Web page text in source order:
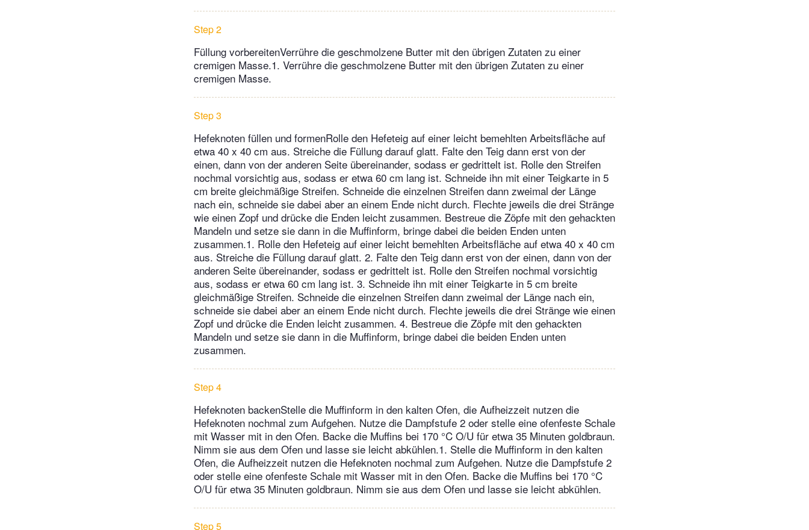
Step 2
Füllung vorbereitenVerrühre die geschmolzene Butter mit den übrigen Zutaten zu einer
cremigen Masse.1. Verrühre die geschmolzene Butter mit den übrigen Zutaten zu einer
cremigen Masse.
Step 3
Hefeknoten füllen und formenRolle den Hefeteig auf einer leicht bemehlten Arbeitsfläche auf
etwa 40 x 40 cm aus. Streiche die Füllung darauf glatt. Falte den Teig dann erst von der
einen, dann von der anderen Seite übereinander, sodass er gedrittelt ist. Rolle den Streifen
nochmal vorsichtig aus, sodass er etwa 60 cm lang ist. Schneide ihn mit einer Teigkarte in 5
cm breite gleichmäßige Streifen. Schneide die einzelnen Streifen dann zweimal der Länge
nach ein, schneide sie dabei aber an einem Ende nicht durch. Flechte jeweils die drei Stränge
wie einen Zopf und drücke die Enden leicht zusammen. Bestreue die Zöpfe mit den gehackten
Mandeln und setze sie dann in die Muffinform, bringe dabei die beiden Enden unten
zusammen.1. Rolle den Hefeteig auf einer leicht bemehlten Arbeitsfläche auf etwa 40 x 40 cm
aus. Streiche die Füllung darauf glatt. 2. Falte den Teig dann erst von der einen, dann von der
anderen Seite übereinander, sodass er gedrittelt ist. Rolle den Streifen nochmal vorsichtig
aus, sodass er etwa 60 cm lang ist. 3. Schneide ihn mit einer Teigkarte in 5 cm breite
gleichmäßige Streifen. Schneide die einzelnen Streifen dann zweimal der Länge nach ein,
schneide sie dabei aber an einem Ende nicht durch. Flechte jeweils die drei Stränge wie einen
Zopf und drücke die Enden leicht zusammen. 4. Bestreue die Zöpfe mit den gehackten
Mandeln und setze sie dann in die Muffinform, bringe dabei die beiden Enden unten
zusammen.
Step 4
Hefeknoten backenStelle die Muffinform in den kalten Ofen, die Aufheizzeit nutzen die
Hefeknoten nochmal zum Aufgehen. Nutze die Dampfstufe 2 oder stelle eine ofenfeste Schale
mit Wasser mit in den Ofen. Backe die Muffins bei 170 °C O/U für etwa 35 Minuten goldbraun.
Nimm sie aus dem Ofen und lasse sie leicht abkühlen.1. Stelle die Muffinform in den kalten
Ofen, die Aufheizzeit nutzen die Hefeknoten nochmal zum Aufgehen. Nutze die Dampfstufe 2
oder stelle eine ofenfeste Schale mit Wasser mit in den Ofen. Backe die Muffins bei 170 °C
O/U für etwa 35 Minuten goldbraun. Nimm sie aus dem Ofen und lasse sie leicht abkühlen.
Step 5